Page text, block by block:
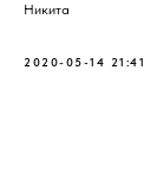
Никита
2020-05-14 21:41